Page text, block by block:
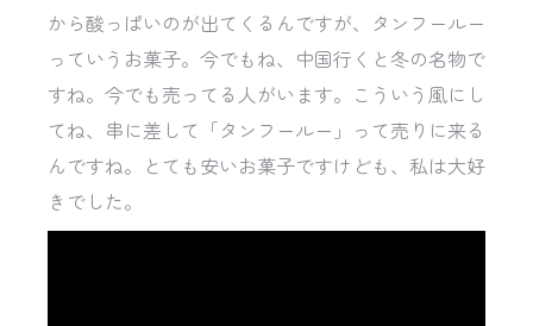
から酸っぱいのが出てくるんですが、タンフールー
っていうお菓子。今でもね、中国行くと冬の名物で
すね。今でも売ってる人がいます。こういう風にし
てね、串に差して「タンフールー」って売りに来る
んですね。とても安いお菓子ですけども、私は大好
きでした。